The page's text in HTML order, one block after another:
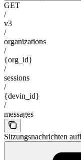
GET
/
v3
/
organizations
/
{org_id}
/
sessions
/
{devin_id}
/
messages
Sitzungsnachrichten